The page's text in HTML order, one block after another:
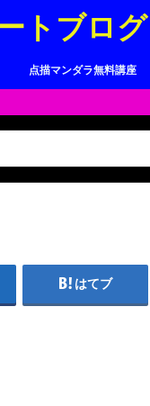
トブロ
点描マンダラ無料講座
はてブ